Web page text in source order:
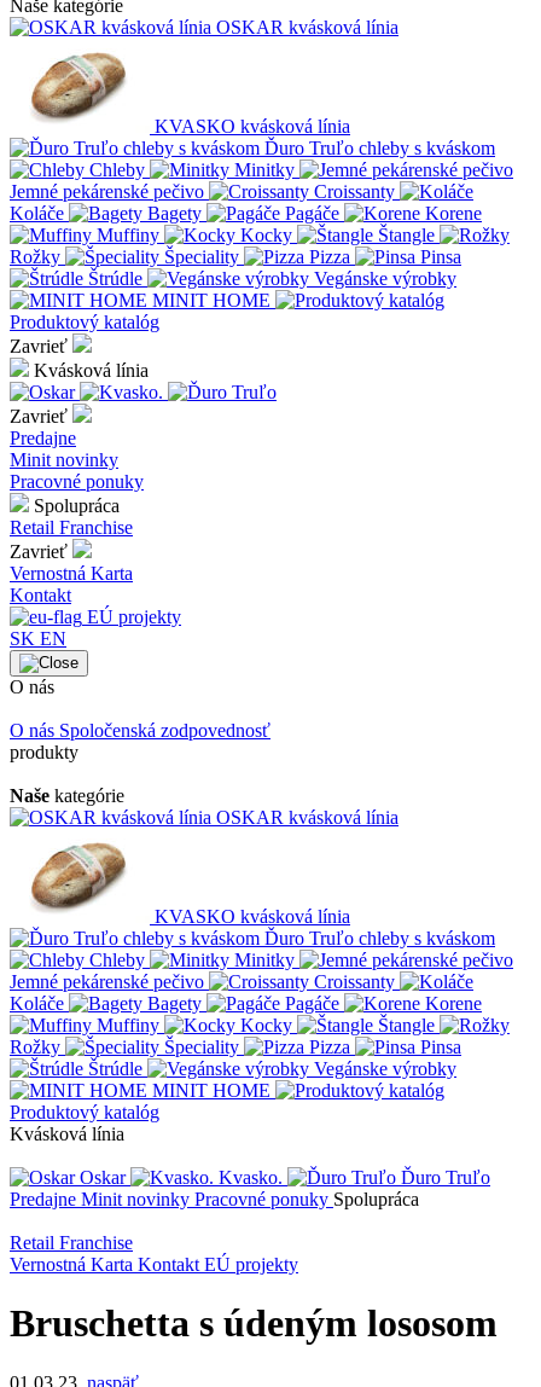
Naše kategórie
OSKAR kvásková línia
KVASKO kvásková línia
Ďuro Truľo chleby s kváskom
Chleby
Minitky
Jemné pekárenské pečivo
Croissanty
Koláče
Bagety Pagáče
Korene
Muffiny
Kocky
Štangle
Rožky
Špeciality Pizza
Pinsa
Štrúdle
Vegánske výrobky
MINIT HOME
Produktový katalóg
Zavrieť
Kvásková línia
Zavrieť
Predajne
Minit novinky
Pracovné ponuky
Spolupráca
Retail Franchise
Zavrieť
Vernostná Karta
Kontakt
EÚ projekty
SK EN
O nás
O nás Spoločenská zodpovednosť
produkty
Naše kategórie
OSKAR kvásková línia
KVASKO kvásková línia
Ďuro Truľo chleby s kváskom
Chleby
Minitky
Jemné pekárenské pečivo
Croissanty
Koláče
Bagety Pagáče
Korene
Muffiny
Kocky
Štangle
Rožky
Špeciality Pizza
Pinsa
Štrúdle
Vegánske výrobky
MINIT HOME
Produktový katalóg
Kvásková línia
Oskar Kvasko.
Ďuro Truľo
Predajne Minit novinky Pracovné ponuky Spolupráca
Retail Franchise
Vernostná Karta Kontakt EÚ projekty
Bruschetta s údeným lososom
01.03.23 naspäť